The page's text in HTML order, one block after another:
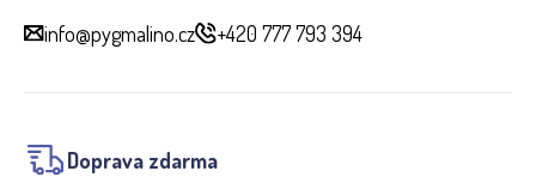
info@pygmalino.cz +420 777 793 394
Doprava zdarma